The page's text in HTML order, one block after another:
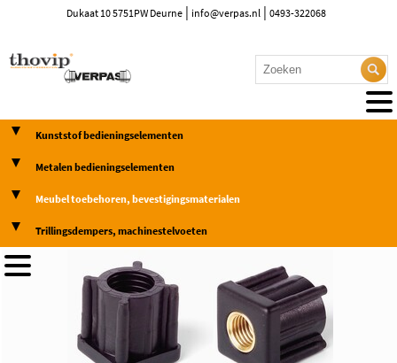
Dukaat 10 5751PW Deurne| info@verpas.nl| 0493-322068
Kunststof bedieningselementen
Metalen bedieningselementen
Meubel toebehoren, bevestigingsmaterialen
Trillingsdempers, machinestelvoeten